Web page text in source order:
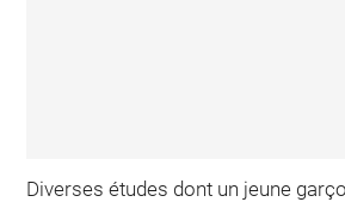
Diverses études dont un jeune